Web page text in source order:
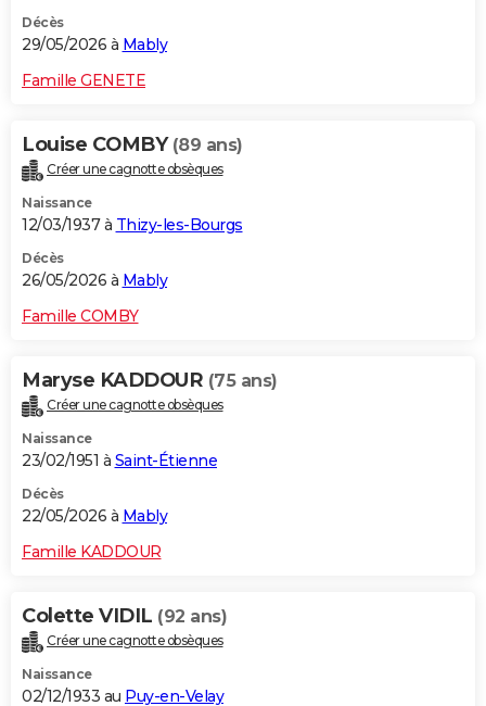
Décès
29/05/2026 à Mably
Famille GENETE
Louise COMBY (89 ans)
Créer une cagnotte obsèques
Naissance
12/03/1937 à Thizy-les-Bourgs
Décès
26/05/2026 à Mably
Famille COMBY
Maryse KADDOUR (75 ans)
Créer une cagnotte obsèques
Naissance
23/02/1951 à Saint-Étienne
Décès
22/05/2026 à Mably
Famille KADDOUR
Colette VIDIL (92 ans)
Créer une cagnotte obsèques
Naissance
02/12/1933 au Puy-en-Velay